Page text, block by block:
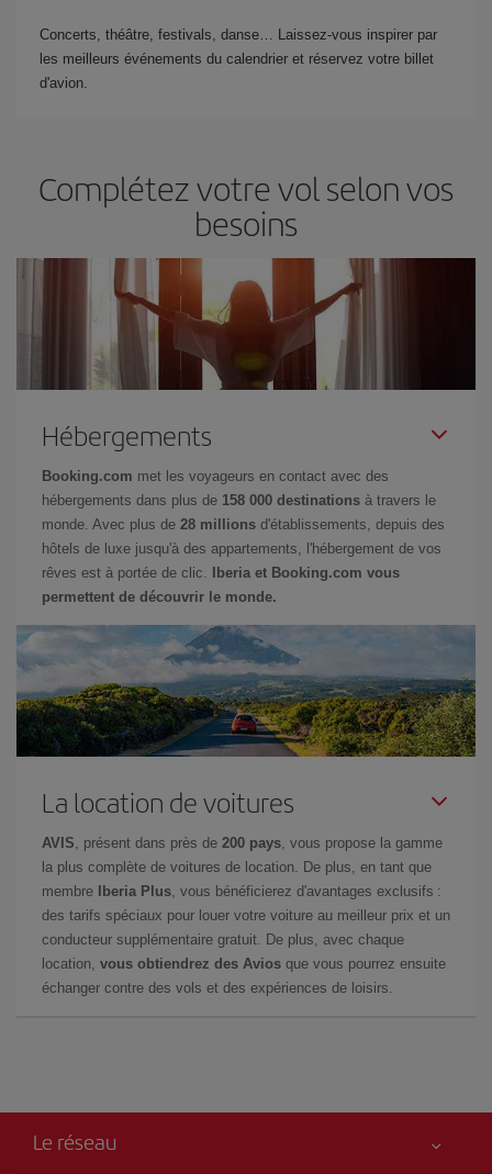
Concerts, théâtre, festivals, danse… Laissez-vous inspirer par
les meilleurs événements du calendrier et réservez votre billet
d'avion.
Complétez votre vol selon vos
besoins
Hébergements
Booking.com met les voyageurs en contact avec des
hébergements dans plus de 158 000 destinations à travers le
monde. Avec plus de 28 millions d'établissements, depuis des
hôtels de luxe jusqu'à des appartements, l'hébergement de vos
rêves est à portée de clic.
Iberia et Booking.com vous
permettent de découvrir le monde.
La location de voitures
AVIS , présent dans près de 200 pays , vous propose la gamme
la plus complète de voitures de location. De plus, en tant que
membre
Iberia Plus , vous bénéficierez d'avantages exclusifs :
des tarifs spéciaux pour louer votre voiture au meilleur prix et un
conducteur supplémentaire gratuit. De plus, avec chaque
location, vous obtiendrez des Avios que vous pourrez ensuite
échanger contre des vols et des expériences de loisirs.
Le réseau